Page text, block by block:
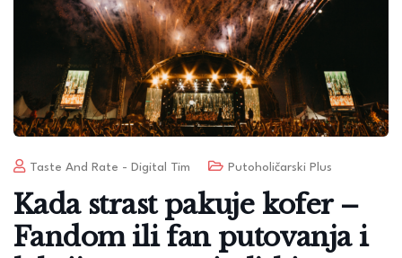
Taste And Rate - Digital Tim Putoholičarski Plus
Kada strast pakuje kofer –
Fandom ili fan putovanja i